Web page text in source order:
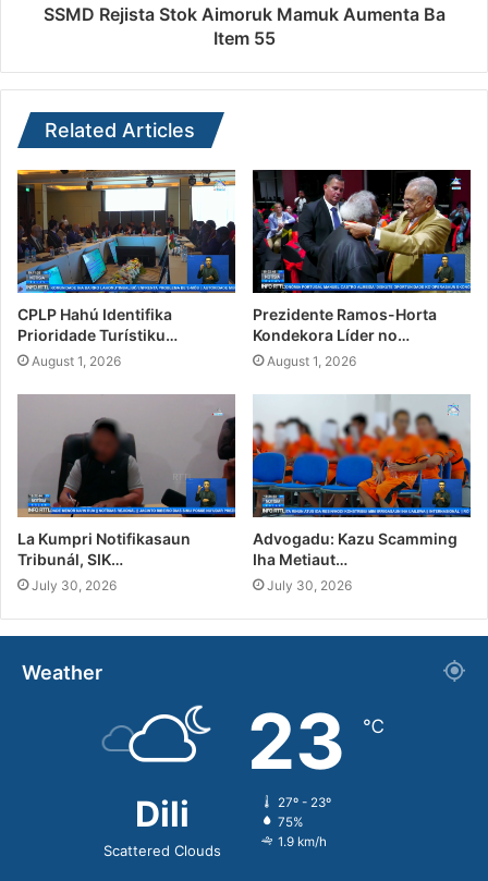
SSMD Rejista Stok Aimoruk Mamuk Aumenta Ba
Item 55
Related Articles
CPLP Hahú Identifika
Prioridade Turístiku…
August 1, 2026
Prezidente Ramos-Horta
Kondekora Líder no…
August 1, 2026
La Kumpri Notifikasaun
Tribunál, SIK…
July 30, 2026
Advogadu: Kazu Scamming
Iha Metiaut…
July 30, 2026
Weather
Dili
Scattered Clouds
23 ℃
27º - 23º
75%
1.9 km/h